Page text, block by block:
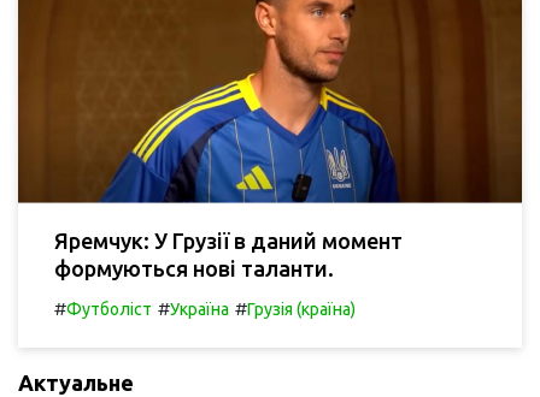
Яремчук: У Грузії в даний момент
формуються нові таланти.
#Футболіст #Україна #Грузія (країна)
Актуальне